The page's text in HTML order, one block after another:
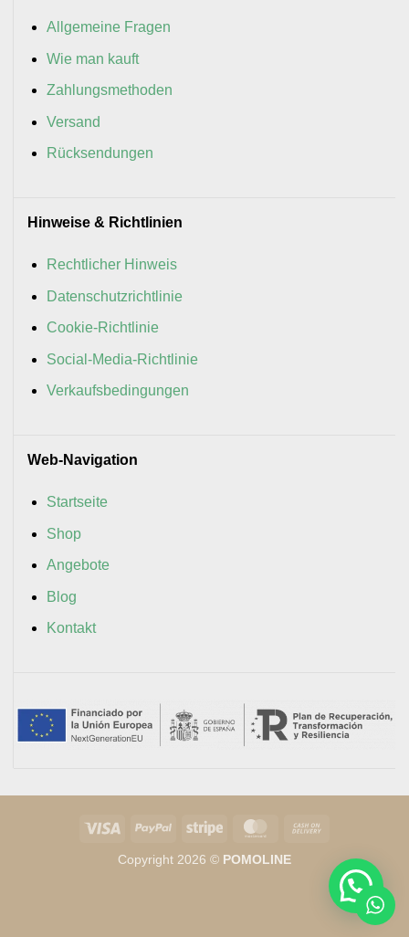
Allgemeine Fragen
Wie man kauft
Zahlungsmethoden
Versand
Rücksendungen
Hinweise & Richtlinien
Rechtlicher Hinweis
Datenschutzrichtlinie
Cookie-Richtlinie
Social-Media-Richtlinie
Verkaufsbedingungen
Web-Navigation
Startseite
Shop
Angebote
Blog
Kontakt
Visa PayPal Stripe MasterCard
Delivery
Copyright 2026 © POMOLINE